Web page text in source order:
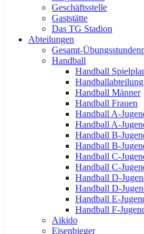
Geschäftsstelle
Gaststätte
Das TG Stadion
Abteilungen
Gesamt-
Handball
Handball
Handballabteilung
Handball Männer
Handball Frauen
Handball A-
Handball A-
Handball B-
Handball B-
Handball C-
Handball C-
Handball D-
Handball D-
Handball E-
Handball F-
Aikido
Eisenbieger